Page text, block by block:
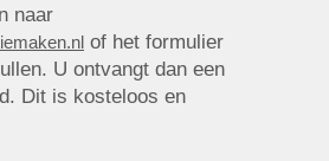
naar
of het formulier
U ontvangt dan een
Dit is kosteloos en